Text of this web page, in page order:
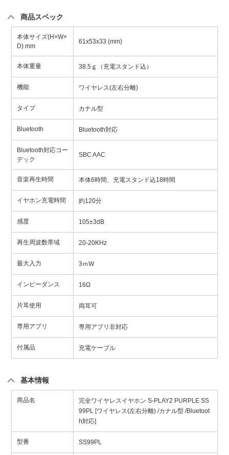
商品スペック
本体サイズ(H×W×
D) mm
61x53x33 (mm)
本体重量 38.5ｇ（充電スタンド込）
機能 ワイヤレス(左右分離)
タイプ カナル型
Bluetooth Bluetooth対応
Bluetooth対応コー
デック
SBC AAC
音楽再生時間 本体6時間、充電スタンド込18時間
イヤホン充電時間 約120分
感度 105±3dB
再生周波数帯域 20-20KHz
最大入力 3ｍW
インピーダンス 16Ω
片耳使用 両耳可
専用アプリ 専用アプリ非対応
付属品 充電ケーブル
基本情報
商品名
完全ワイヤレスイヤホン S-PLAY2 PURPLE SS
99PL [ワイヤレス(左右分離) /カナル型 /Bluetoot
h対応]
型番 SS99PL